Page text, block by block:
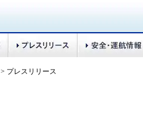
> プレスリリース